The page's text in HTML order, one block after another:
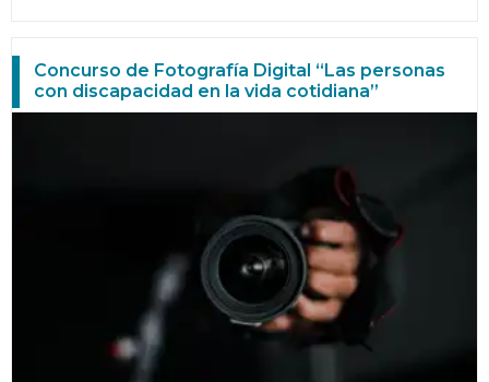
Concurso de Fotografía Digital “Las personas
con discapacidad en la vida cotidiana”